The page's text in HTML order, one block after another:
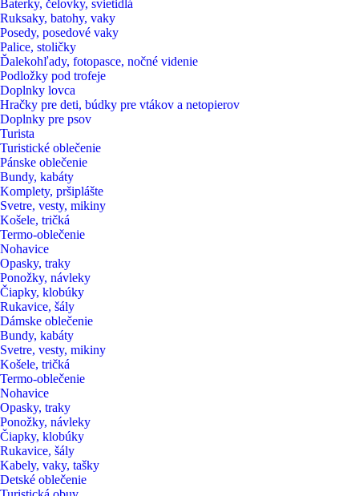
Baterky, čelovky, svietidlá
Ruksaky, batohy, vaky
Posedy, posedové vaky
Palice, stoličky
Ďalekohľady, fotopasce, nočné videnie
Podložky pod trofeje
Doplnky lovca
Hračky pre deti, búdky pre vtákov a netopierov
Doplnky pre psov
Turista
Turistické oblečenie
Pánske oblečenie
Bundy, kabáty
Komplety, pršiplášte
Svetre, vesty, mikiny
Košele, tričká
Termo-oblečenie
Nohavice
Opasky, traky
Ponožky, návleky
Čiapky, klobúky
Rukavice, šály
Dámske oblečenie
Bundy, kabáty
Svetre, vesty, mikiny
Košele, tričká
Termo-oblečenie
Nohavice
Opasky, traky
Ponožky, návleky
Čiapky, klobúky
Rukavice, šály
Kabely, vaky, tašky
Detské oblečenie